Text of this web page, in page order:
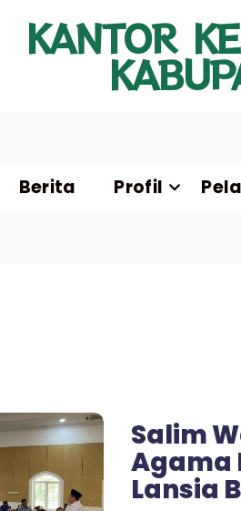
KANTOR
Berita Profil
Salim
Agama
Lansia